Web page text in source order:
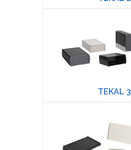
TEKAL 3